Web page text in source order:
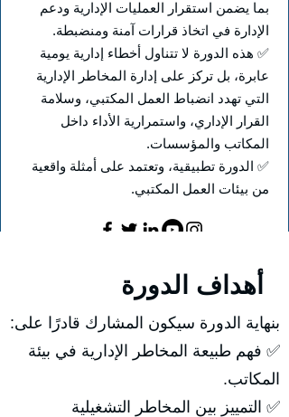
بما يضمن استقرار العمليات الإدارية ودعم
الإدارة في اتخاذ قرارات آمنة ومنضبطة.
✅ هذه الدورة لا تتناول أخطاء إدارية يومية
عابرة، بل تركز على إدارة المخاطر الإدارية
التي تهدد انضباط العمل المكتبي، وسلامة
القرار الإداري، واستمرارية الأداء داخل
المكاتب والمؤسسات.
✅ الدورة تطبيقية، وتعتمد على أمثلة واقعية
من بيئات العمل المكتبي.
بنهاية الدورة سيكون المشارك قادرًا على:
✅ فهم طبيعة المخاطر الإدارية في بيئة
المكاتب.
✅ التمييز بين المخاطر التشغيلية